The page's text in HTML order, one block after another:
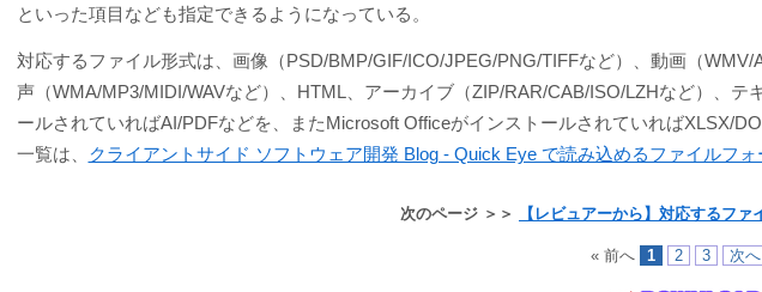
といった項目なども指定できるようになっている。
対応するファイル形式は、画像（PSD/BMP/GIF/ICO/JPEG/PNG/TIFFなど）、動画（
声（WMA/MP3/MIDI/WAVなど）、HTML、アーカイブ（ZIP/RAR/CAB/ISO/LZHなど）、
ールされていればAI/PDFなどを、またMicrosoft OfficeがインストールされていればXLSX/
一覧は、
クライアントサイド ソフトウェア開発 Blog - Quick Eye で読み込めるファイルフォ
次のページ ＞＞ 【レビュアーから】対応するフ
« 前へ 1 2 3 次